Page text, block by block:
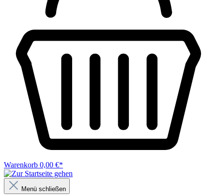
Warenkorb 0,00 €*
Menü schließen